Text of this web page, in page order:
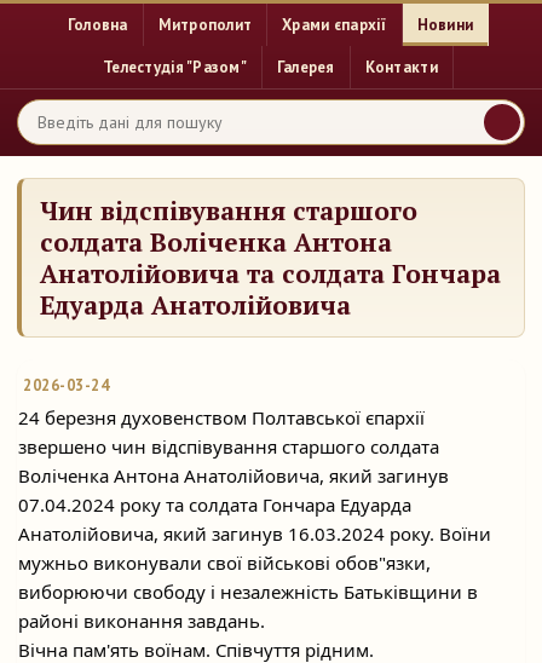
Головна Митрополит Храми єпархії Новини
Телестудія "Разом" Галерея Контакти
Чин відспівування старшого
солдата Воліченка Антона
Анатолійовича та солдата Гончара
Едуарда Анатолійовича
2026-03-24
24 березня духовенством Полтавської єпархії
звершено чин відспівування старшого солдата
Воліченка Антона Анатолійовича, який загинув
07.04.2024 року та солдата Гончара Едуарда
Анатолійовича, який загинув 16.03.2024 року. Воїни
мужньо виконували свої військові обов"язки,
виборюючи свободу і незалежність Батьківщини в
районі виконання завдань.
Вічна пам'ять воїнам. Співчуття рідним.